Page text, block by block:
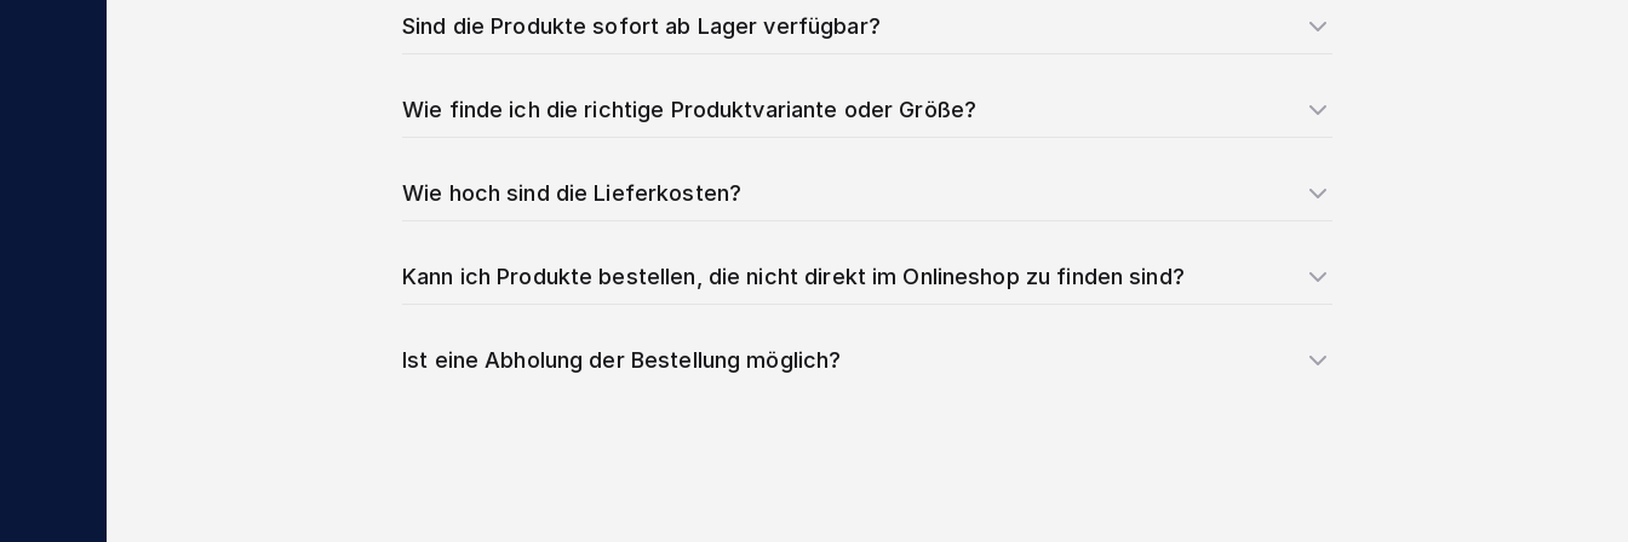
Sind die Produkte sofort ab Lager verfügbar?
Wie finde ich die richtige Produktvariante oder Größe?
Wie hoch sind die Lieferkosten?
Kann ich Produkte bestellen, die nicht direkt im Onlineshop zu finden sind?
Ist eine Abholung der Bestellung möglich?